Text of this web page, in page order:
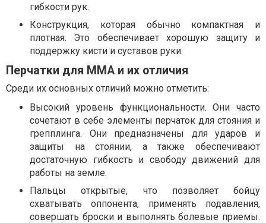
гибкости рук.
Конструкция, которая обычно компактная и
плотная. Это обеспечивает хорошую защиту и
поддержку кисти и суставов руки.
Перчатки для ММА и их отличия
Среди их основных отличий можно отметить:
Высокий уровень функциональности. Они часто
сочетают в себе элементы перчаток для стояния и
грепплинга. Они предназначены для ударов и
защиты на стоянии, а также обеспечивают
достаточную гибкость и свободу движений для
работы на земле.
Пальцы открытые, что позволяет бойцу
схватывать оппонента, применять подавления,
совершать броски и выполнять болевые приемы.